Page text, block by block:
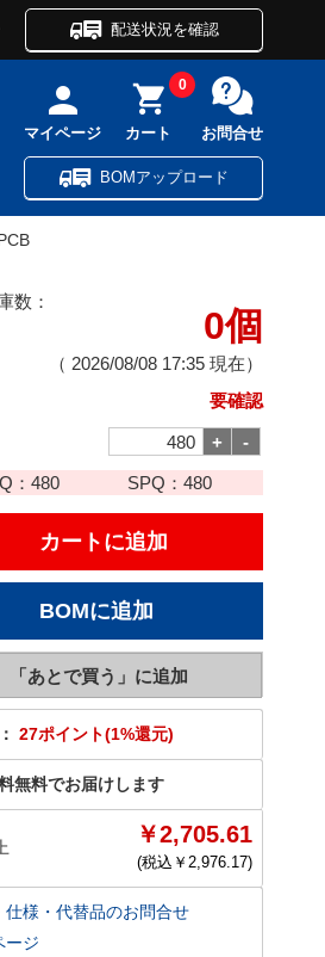
配送状況を確認
マイページ カート
0
お問合せ
BOMアップロード
数：
0個
（ 2026/08/08 17:35 現在）
要確認
：480 SPQ： 480
27ポイント(1%還元)
無料でお届けします
￥2,705.61
(税込￥ 2,976.17)
仕様・代替品のお問合せ
ージ